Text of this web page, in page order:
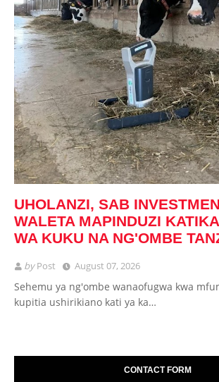
UHOLANZI, SAB
WALETA MAPINDUZI
WA KUKU NA NG'OMBE
byPost August 07, 2026
Sehemu ya ng'ombe wanaofugwa kwa
kupitia ushirikiano kati ya ka…
CONTACT FORM